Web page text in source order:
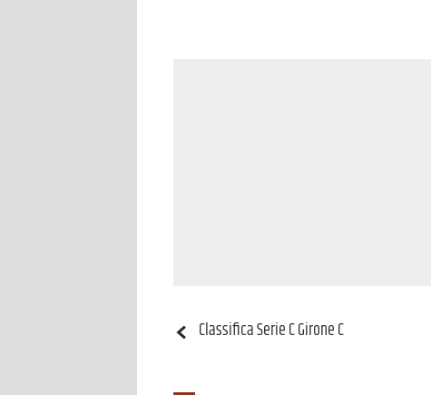
ClassificaSerie C Girone C